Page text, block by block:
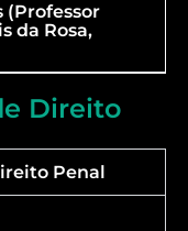
(Professor
da Rosa,
Direito
Penal